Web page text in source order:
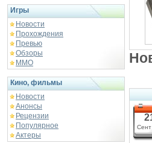
Игры
Новости
Прохождения
Превью
Обзоры
ММО
Кино, фильмы
Новости
Анонсы
Рецензии
Популярное
Актеры